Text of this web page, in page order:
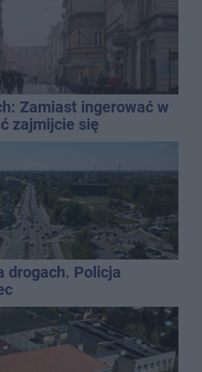
Zamiast ingerować w
zajmijcie się
drogach. Policja